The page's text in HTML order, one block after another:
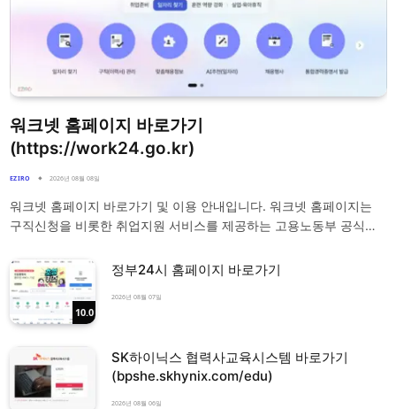
워크넷 홈페이지 바로가기
(https://work24.go.kr)
EZIRO 2026년 08월 08일
워크넷 홈페이지 바로가기 및 이용 안내입니다. 워크넷 홈페이지는
구직신청을 비롯한 취업지원 서비스를 제공하는 고용노동부 공식…
10.0
정부24시 홈페이지 바로가기
2026년 08월 07일
SK하이닉스 협력사교육시스템 바로가기
(bpshe.skhynix.com/edu)
2026년 08월 06일